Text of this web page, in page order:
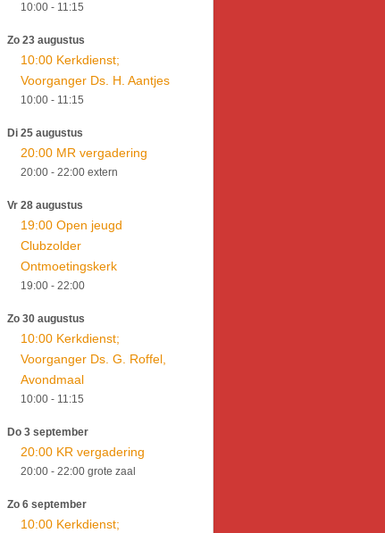
10:00 - 11:15
Zo 23 augustus
10:00 Kerkdienst;
Voorganger Ds. H. Aantjes
10:00 - 11:15
Di 25 augustus
20:00 MR vergadering
20:00 - 22:00extern
Vr 28 augustus
19:00 Open jeugd
Clubzolder
Ontmoetingskerk
19:00 - 22:00
Zo 30 augustus
10:00 Kerkdienst;
Voorganger Ds. G. Roffel,
Avondmaal
10:00 - 11:15
Do 3 september
20:00 KR vergadering
20:00 - 22:00grote zaal
Zo 6 september
10:00 Kerkdienst;